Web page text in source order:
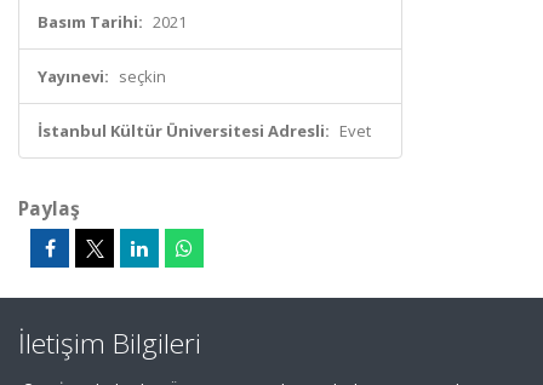
Basım Tarihi: 2021
Yayınevi: seçkin
İstanbul Kültür Üniversitesi Adresli: Evet
Paylaş
İletişim Bilgileri